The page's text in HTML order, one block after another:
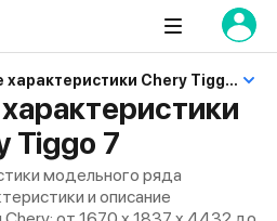
Технические характеристики Chery Tiggo 7
Tiggo 7
модельного ряда
и описание